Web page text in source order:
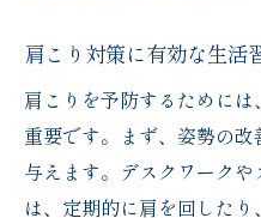
肩こり対策に有効な生活
肩こりを予防するために
重要です。まず、姿勢の
与えます。デスクワーク
は、定期的に肩を回した